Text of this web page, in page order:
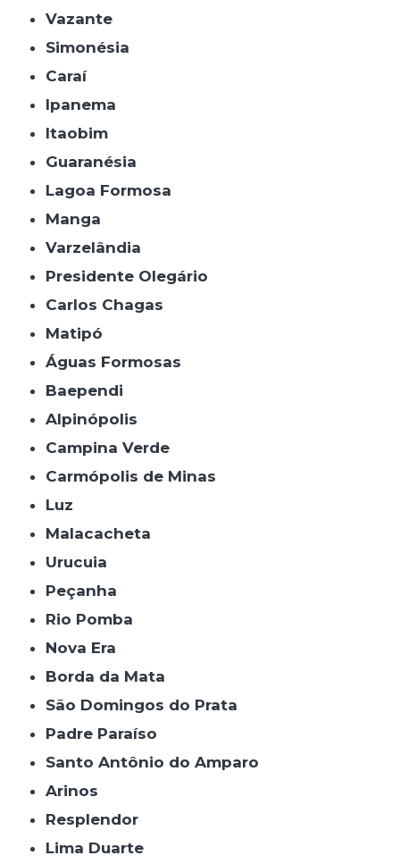
Vazante
Simonésia
Caraí
Ipanema
Itaobim
Guaranésia
Lagoa Formosa
Manga
Varzelândia
Presidente Olegário
Carlos Chagas
Matipó
Águas Formosas
Baependi
Alpinópolis
Campina Verde
Carmópolis de Minas
Luz
Malacacheta
Urucuia
Peçanha
Rio Pomba
Nova Era
Borda da Mata
São Domingos do Prata
Padre Paraíso
Santo Antônio do Amparo
Arinos
Resplendor
Lima Duarte